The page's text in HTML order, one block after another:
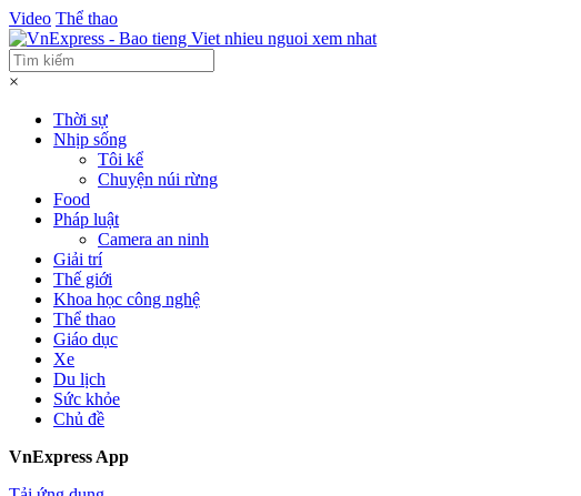
Video Thể thao
×
Thời sự
Nhịp sống
Tôi kể
Chuyện núi rừng
Food
Pháp luật
Camera an ninh
Giải trí
Thế giới
Khoa học công nghệ
Thể thao
Giáo dục
Xe
Du lịch
Sức khỏe
Chủ đề
VnExpress App